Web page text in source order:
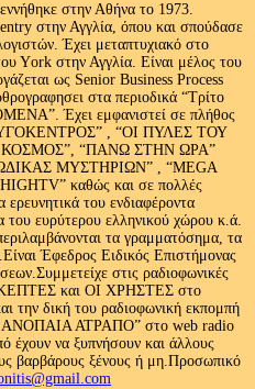
στην Αθήνα το 1973.
στην Αγγλία, όπου και σπούδασε
Έχει μεταπτυχιακό στο
Υork στην Αγγλία. Είναι μέλος του
ως Senior Business Process
στα περιοδικά “Τρίτο
Έχει εμφανιστεί σε πλήθος
, “ΟΙ ΠΥΛΕΣ ΤΟΥ
“ΠΑΝΩ ΣΤΗΝ ΩΡΑ”
ΜΥΣΤΗΡΙΩΝ” , “MEGA
καθώς και σε πολλές
του ενδιαφέροντα
του ευρύτερου ελληνικού χώρου κ.ά.
τα γραμματόσημα, τα
Έφεδρος Ειδικός Επιστήμονας
στις ραδιοφωνικές
και ΟΙ ΧΡΗΣΤΕΣ στο
την δική του ραδιοφωνική εκπομπή
ΑΤΡΑΠΟ” στο web radio
να ξυπνήσουν και άλλους
βαρβάρους ξένους ή μη.Προσωπικό